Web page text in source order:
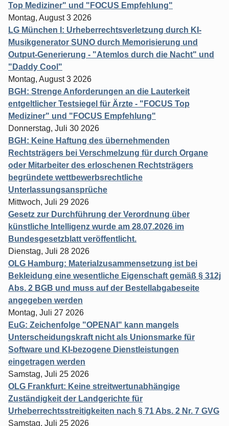
Top Mediziner" und "FOCUS Empfehlung"
Montag, August 3 2026
LG München I: Urheberrechtsverletzung durch KI-
Musikgenerator SUNO durch Memorisierung und
Output-Generierung - "Atemlos durch die Nacht" und
"Daddy Cool"
Montag, August 3 2026
BGH: Strenge Anforderungen an die Lauterkeit
entgeltlicher Testsiegel für Ärzte - "FOCUS Top
Mediziner" und "FOCUS Empfehlung"
Donnerstag, Juli 30 2026
BGH: Keine Haftung des übernehmenden
Rechtsträgers bei Verschmelzung für durch Organe
oder Mitarbeiter des erloschenen Rechtsträgers
begründete wettbewerbsrechtliche
Unterlassungsansprüche
Mittwoch, Juli 29 2026
Gesetz zur Durchführung der Verordnung über
künstliche Intelligenz wurde am 28.07.2026 im
Bundesgesetzblatt veröffentlicht.
Dienstag, Juli 28 2026
OLG Hamburg: Materialzusammensetzung ist bei
Bekleidung eine wesentliche Eigenschaft gemäß § 312j
Abs. 2 BGB und muss auf der Bestellabgabeseite
angegeben werden
Montag, Juli 27 2026
EuG: Zeichenfolge "OPENAI" kann mangels
Unterscheidungskraft nicht als Unionsmarke für
Software und KI-bezogene Dienstleistungen
eingetragen werden
Samstag, Juli 25 2026
OLG Frankfurt: Keine streitwertunabhängige
Zuständigkeit der Landgerichte für
Urheberrechtsstreitigkeiten nach § 71 Abs. 2 Nr. 7 GVG
Samstag, Juli 25 2026